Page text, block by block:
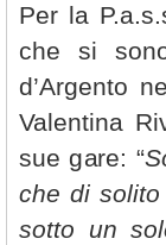
Per la
che si
d’Argento
Valentina
sue gare: “
che di
sotto un